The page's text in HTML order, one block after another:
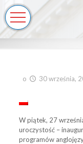
o 30 września,
W piątek, 27
uroczystość –
programów